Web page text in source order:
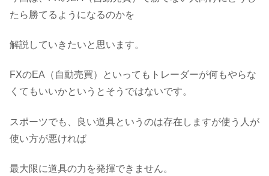
たら勝てるようになるのかを
解説していきたいと思います。
FXのEA（自動売買）といってもトレーダーが何もやらな
くてもいいかというとそうではないです。
スポーツでも、良い道具というのは存在しますが使う人が
使い方が悪ければ
最大限に道具の力を発揮できません。